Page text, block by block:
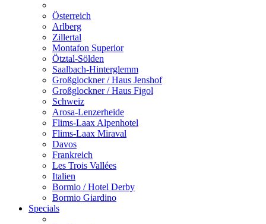
Österreich
Arlberg
Zillertal
Montafon Superior
Ötztal-Sölden
Saalbach-Hinterglemm
Großglockner / Haus Jenshof
Großglockner / Haus Figol
Schweiz
Arosa-Lenzerheide
Flims-Laax Alpenhotel
Flims-Laax Miraval
Davos
Frankreich
Les Trois Vallées
Italien
Bormio / Hotel Derby
Bormio Giardino
Specials